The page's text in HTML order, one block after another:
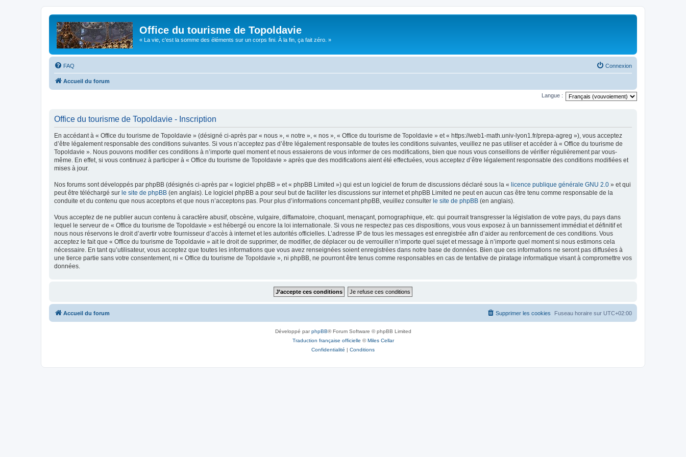
Office du tourisme de Topoldavie
« La vie, c'est la somme des éléments sur un corps fini. À la fin, ça fait zéro. »
FAQ Connexion
Accueil du forum
Langue :
Office du tourisme de Topoldavie - Inscription
En accédant à « Office du tourisme de Topoldavie » (désigné ci-après par « nous », « notre », « nos », « Office du tourisme de Topoldavie » et « https://web1-math.univ-lyon1.fr/prepa-agreg »), vous acceptez
d’être légalement responsable des conditions suivantes. Si vous n’acceptez pas d’être légalement responsable de toutes les conditions suivantes, veuillez ne pas utiliser et accéder à « Office du tourisme de
Topoldavie ». Nous pouvons modifier ces conditions à n’importe quel moment et nous essaierons de vous informer de ces modifications, bien que nous vous conseillons de vérifier régulièrement par vous-
même. En effet, si vous continuez à participer à « Office du tourisme de Topoldavie » après que des modifications aient été effectuées, vous acceptez d’être légalement responsable des conditions modifiées et
mises à jour.
Nos forums sont développés par phpBB (désignés ci-après par « logiciel phpBB » et « phpBB Limited ») qui est un logiciel de forum de discussions déclaré sous la « licence publique générale GNU 2.0 » et qui
peut être téléchargé sur le site de phpBB (en anglais). Le logiciel phpBB a pour seul but de faciliter les discussions sur internet et phpBB Limited ne peut en aucun cas être tenu comme responsable de la
conduite et du contenu que nous acceptons et que nous n’acceptons pas. Pour plus d’informations concernant phpBB, veuillez consulter le site de phpBB (en anglais).
Vous acceptez de ne publier aucun contenu à caractère abusif, obscène, vulgaire, diffamatoire, choquant, menaçant, pornographique, etc. qui pourrait transgresser la législation de votre pays, du pays dans
lequel le serveur de « Office du tourisme de Topoldavie » est hébergé ou encore la loi internationale. Si vous ne respectez pas ces dispositions, vous vous exposez à un bannissement immédiat et définitif et
nous nous réservons le droit d’avertir votre fournisseur d’accès à internet et les autorités officielles. L’adresse IP de tous les messages est enregistrée afin d’aider au renforcement de ces conditions. Vous
acceptez le fait que « Office du tourisme de Topoldavie » ait le droit de supprimer, de modifier, de déplacer ou de verrouiller n’importe quel sujet et message à n’importe quel moment si nous estimons cela
nécessaire. En tant qu’utilisateur, vous acceptez que toutes les informations que vous avez renseignées soient enregistrées dans notre base de données. Bien que ces informations ne seront pas diffusées à
une tierce partie sans votre consentement, ni « Office du tourisme de Topoldavie », ni phpBB, ne pourront être tenus comme responsables en cas de tentative de piratage informatique visant à compromettre vos
données.
Accueil du forum Fuseau horaire sur UTC+02:00
Supprimer les cookies
Développé parphpBB® Forum Software © phpBB Limited
Traduction française officielle ©Miles Cellar
Confidentialité | Conditions